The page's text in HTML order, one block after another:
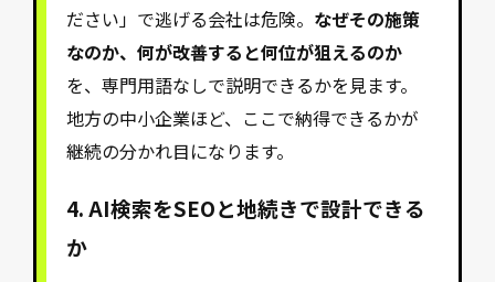
ださい」で逃げる会社は危険。 なぜその施策
なのか、何が改善すると何位が狙えるのか
を、専門用語なしで説明できるかを見ます。
地方の中小企業ほど、ここで納得できるかが
継続の分かれ目になります。
4. AI検索をSEOと地続きで設計できる
か